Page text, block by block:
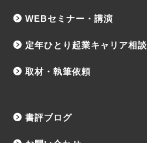
WEBセミナー・講演
定年ひとり起業キャリア相談
取材・執筆依頼
書評ブログ